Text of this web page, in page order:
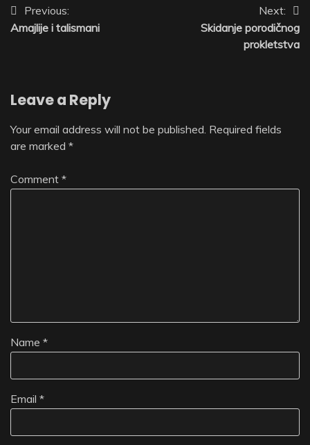
Post
navigation
Previous:
Amajlije i talismani
Next:
Skidanje porodičnog
prokletstva
Leave a Reply
Your email address will not be published. Required fields
are marked *
Comment *
Name *
Email *